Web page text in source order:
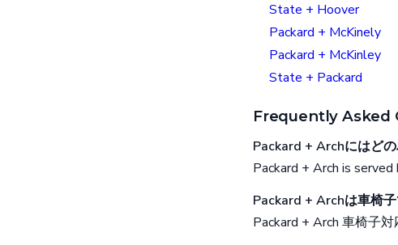
State + Hoover
Packard + McKinely
Packard + McKinley
State + Packard
Frequently Asked
Packard + Archにはど
Packard + Arch is
Packard + Archは車椅
Packard + Arch 車椅子